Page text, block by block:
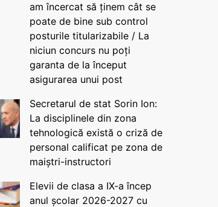
am încercat să ținem cât se
poate de bine sub control
posturile titularizabile / La
niciun concurs nu poți
garanta de la început
asigurarea unui post
Secretarul de stat Sorin Ion:
La disciplinele din zona
tehnologică există o criză de
personal calificat pe zona de
maiștri-instructori
Elevii de clasa a IX-a încep
anul școlar 2026-2027 cu